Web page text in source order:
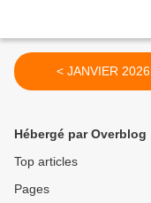
< JANVIER 2026
Hébergé par Overblog
Top articles
Pages